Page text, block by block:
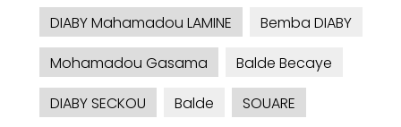
DIABY Mahamadou LAMINE
Bemba DIABY
Mohamadou Gasama
Balde Becaye
DIABY SECKOU
Balde
SOUARE